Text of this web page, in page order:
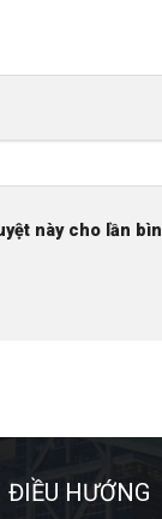
này cho lần
ĐIỀU HƯỚNG